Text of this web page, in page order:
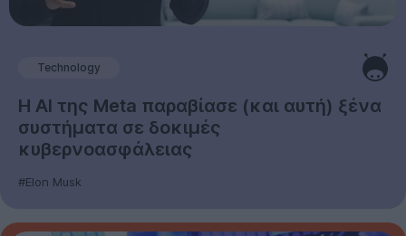
Technology
Η AI της Meta παραβίασε (και αυτή) ξένα
συστήματα σε δοκιμές
κυβερνοασφάλειας
#Elon Musk